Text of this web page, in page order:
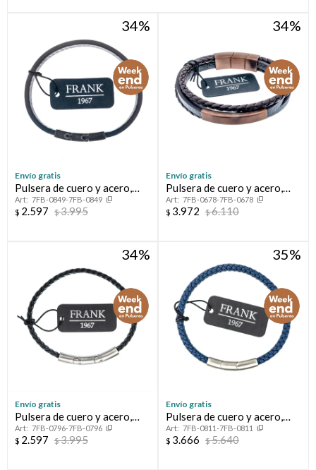
34
Envío gratis
Pulsera de cuero y acero,
FRANK7FB-0849-7FB-0849
$ 2.597 $3.995
34
Envío gratis
Pulsera de cuero y acero,
FRANK7FB-0678-7FB-0678
$ 3.972 $6.110
34
Envío gratis
Pulsera de cuero y acero,
FRANK7FB-0796-7FB-0796
$ 2.597 $3.995
35
Envío gratis
Pulsera de cuero y acero,
FRANK7FB-0811-7FB-0811
$ 3.666 $5.640